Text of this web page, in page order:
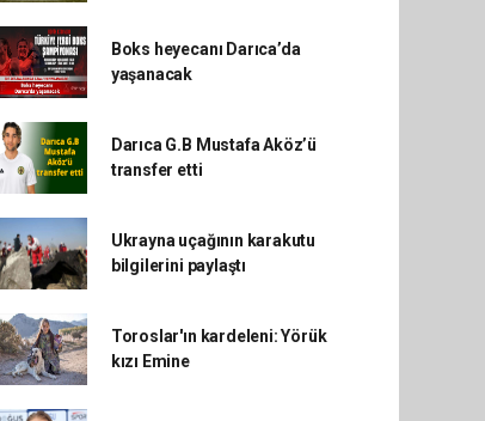
Boks heyecanı Darıca’da
yaşanacak
Darıca G.B Mustafa Aköz’ü
transfer etti
Ukrayna uçağının karakutu
bilgilerini paylaştı
Toroslar'ın kardeleni: Yörük
kızı Emine